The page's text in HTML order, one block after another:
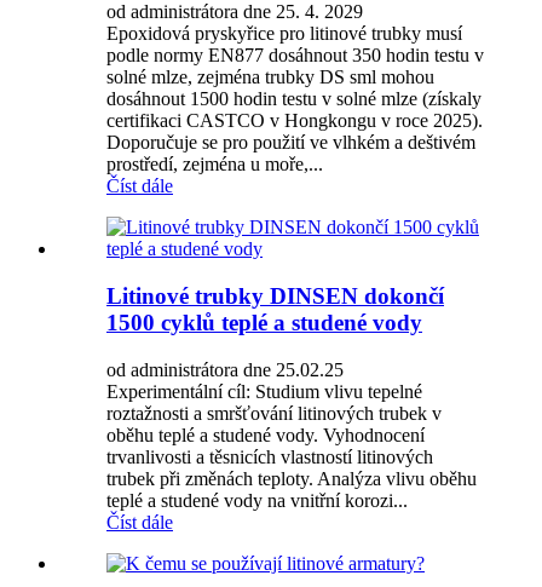
od administrátora dne 25. 4. 2029
Epoxidová pryskyřice pro litinové trubky musí
podle normy EN877 dosáhnout 350 hodin testu v
solné mlze, zejména trubky DS sml mohou
dosáhnout 1500 hodin testu v solné mlze (získaly
certifikaci CASTCO v Hongkongu v roce 2025).
Doporučuje se pro použití ve vlhkém a deštivém
prostředí, zejména u moře,...
Číst dále
Litinové trubky DINSEN dokončí
1500 cyklů teplé a studené vody
od administrátora dne 25.02.25
Experimentální cíl: Studium vlivu tepelné
roztažnosti a smršťování litinových trubek v
oběhu teplé a studené vody. Vyhodnocení
trvanlivosti a těsnicích vlastností litinových
trubek při změnách teploty. Analýza vlivu oběhu
teplé a studené vody na vnitřní korozi...
Číst dále